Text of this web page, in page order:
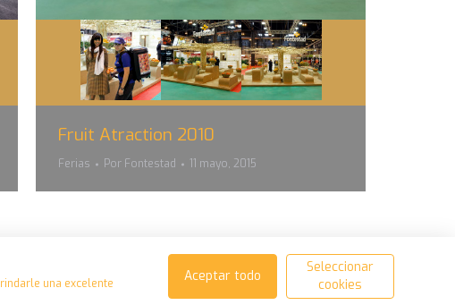
Fruit Atraction 2010
Ferias Por Fontestad 11 mayo, 2015
una excelente
Aceptar todo
Seleccionar
cookies